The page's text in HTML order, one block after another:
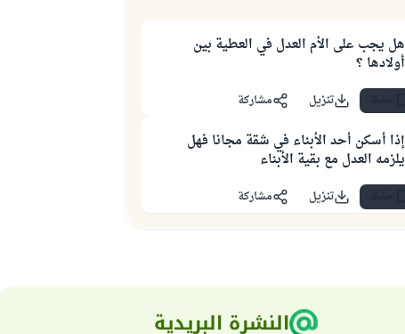
هل يجب على الأم العدل في العطية بين
أولادها ؟
تنزيل مشاركة
إذا أسكن أحد الأبناء في شقة مجانا فهل
يلزمه العدل مع بقية الأبناء
تنزيل مشاركة
النشرة البريدية